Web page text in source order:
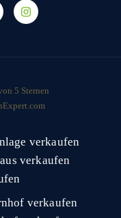
5 Sternen
verkaufen
verkaufen
verkaufen